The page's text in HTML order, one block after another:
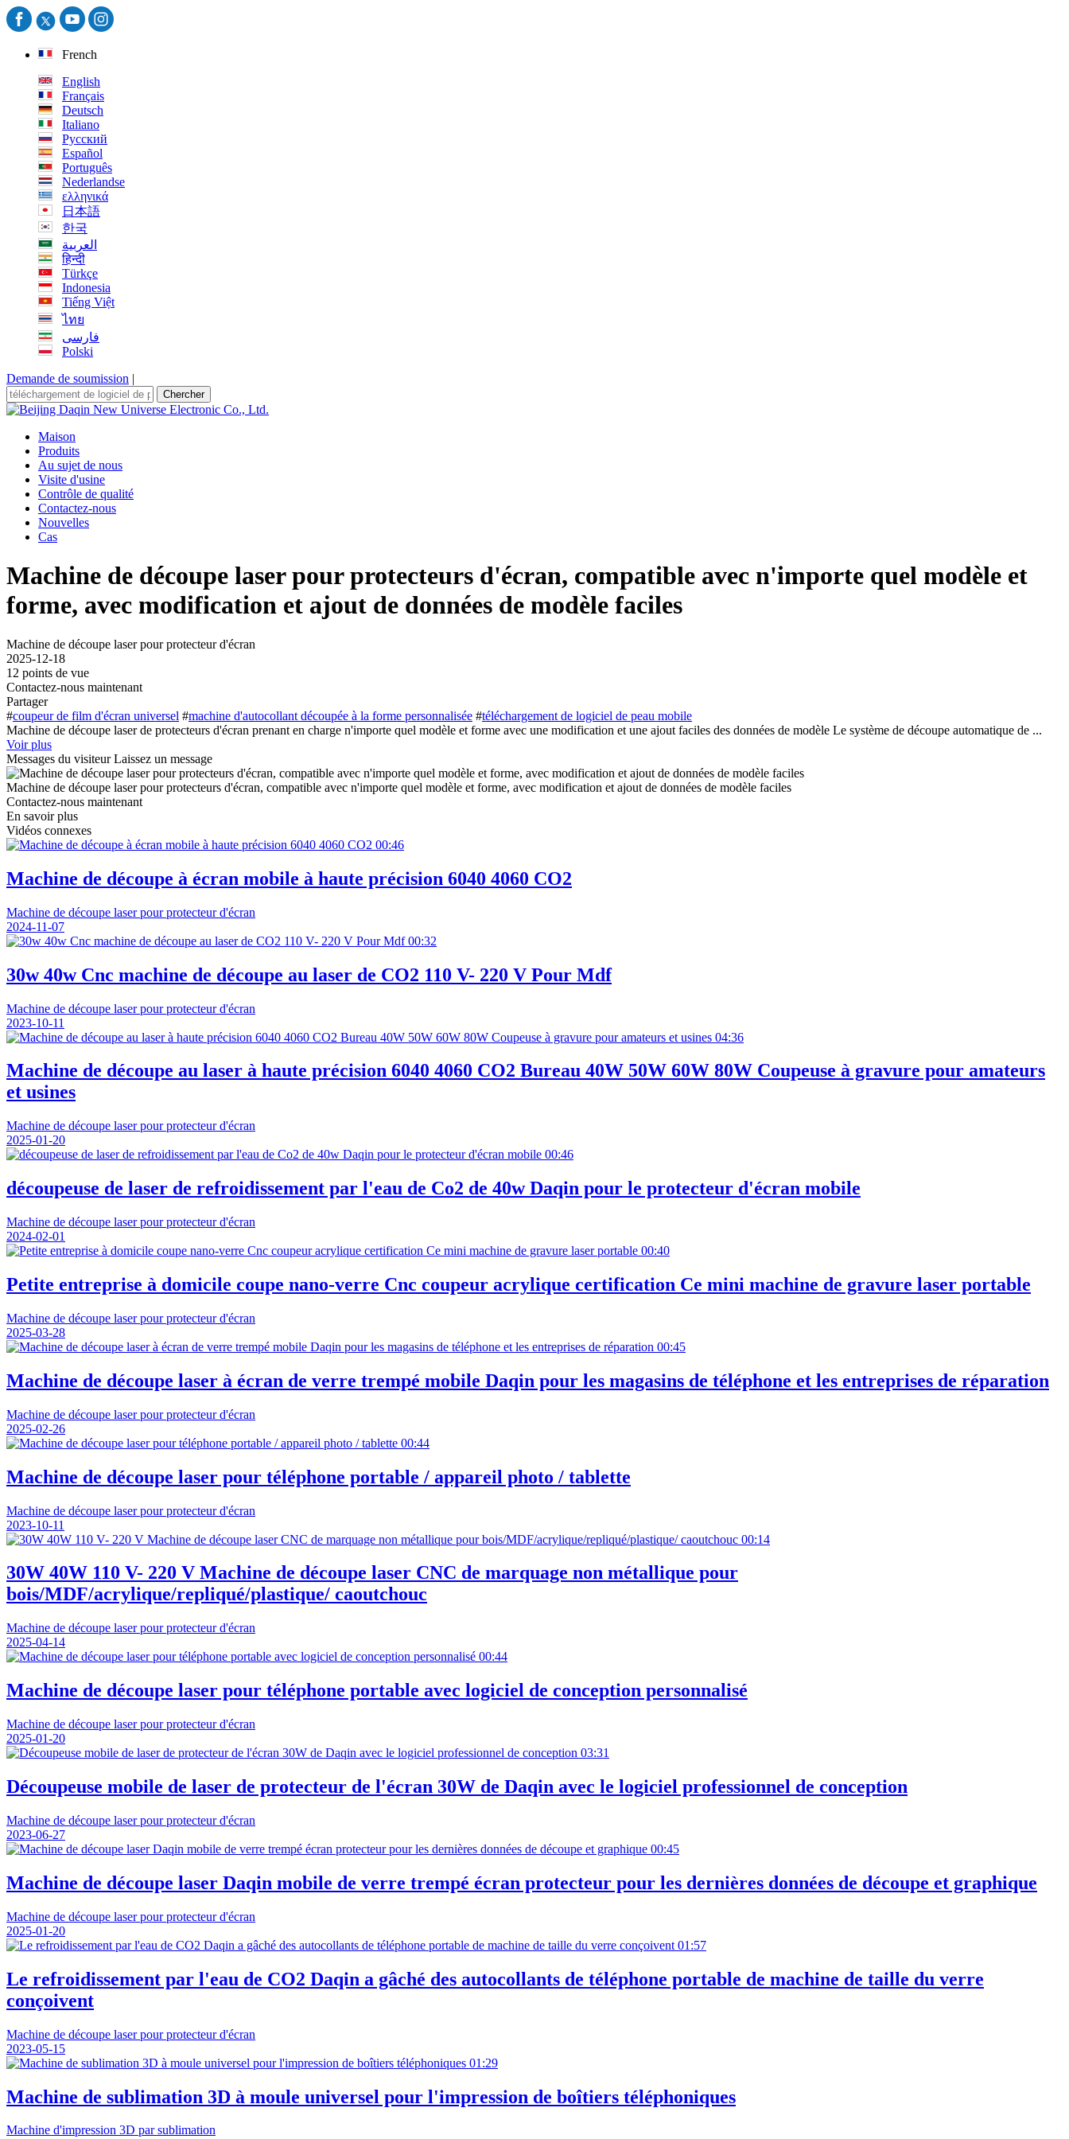
French
English
Français
Deutsch
Italiano
Русский
Español
Português
Nederlandse
ελληνικά
日本語
한국
العربية
हिन्दी
Türkçe
Indonesia
Tiếng Việt
ไทย
فارسی
Polski
Demande de soumission |
Chercher
Maison
Produits
Au sujet de nous
Visite d'usine
Contrôle de qualité
Contactez-nous
Nouvelles
Cas
Machine de découpe laser pour protecteurs d'écran, compatible avec n'importe quel modèle et
forme, avec modification et ajout de données de modèle faciles
Machine de découpe laser pour protecteur d'écran
2025-12-18
12 points de vue
Contactez-nous maintenant
Partager
#coupeur de film d'écran universel #machine d'autocollant découpée à la forme personnalisée #téléchargement de logiciel de peau mobile
Machine de découpe laser de protecteurs d'écran prenant en charge n'importe quel modèle et forme avec une modification et une ajout faciles des données de modèle Le système de découpe automatique de ...
Voir plus
Messages du visiteur Laissez un message
Machine de découpe laser pour protecteurs d'écran, compatible avec n'importe quel modèle et forme, avec modification et ajout de données de modèle faciles
Contactez-nous maintenant
En savoir plus
Vidéos connexes
00:46
Machine de découpe à écran mobile à haute précision 6040 4060 CO2
Machine de découpe laser pour protecteur d'écran
2024-11-07
00:32
30w 40w Cnc machine de découpe au laser de CO2 110 V- 220 V Pour Mdf
Machine de découpe laser pour protecteur d'écran
2023-10-11
04:36
Machine de découpe au laser à haute précision 6040 4060 CO2 Bureau 40W 50W 60W 80W Coupeuse à gravure pour amateurs
et usines
Machine de découpe laser pour protecteur d'écran
2025-01-20
00:46
découpeuse de laser de refroidissement par l'eau de Co2 de 40w Daqin pour le protecteur d'écran mobile
Machine de découpe laser pour protecteur d'écran
2024-02-01
00:40
Petite entreprise à domicile coupe nano-verre Cnc coupeur acrylique certification Ce mini machine de gravure laser portable
Machine de découpe laser pour protecteur d'écran
2025-03-28
00:45
Machine de découpe laser à écran de verre trempé mobile Daqin pour les magasins de téléphone et les entreprises de réparation
Machine de découpe laser pour protecteur d'écran
2025-02-26
00:44
Machine de découpe laser pour téléphone portable / appareil photo / tablette
Machine de découpe laser pour protecteur d'écran
2023-10-11
00:14
30W 40W 110 V- 220 V Machine de découpe laser CNC de marquage non métallique pour
bois/MDF/acrylique/repliqué/plastique/ caoutchouc
Machine de découpe laser pour protecteur d'écran
2025-04-14
00:44
Machine de découpe laser pour téléphone portable avec logiciel de conception personnalisé
Machine de découpe laser pour protecteur d'écran
2025-01-20
03:31
Découpeuse mobile de laser de protecteur de l'écran 30W de Daqin avec le logiciel professionnel de conception
Machine de découpe laser pour protecteur d'écran
2023-06-27
00:45
Machine de découpe laser Daqin mobile de verre trempé écran protecteur pour les dernières données de découpe et graphique
Machine de découpe laser pour protecteur d'écran
2025-01-20
01:57
Le refroidissement par l'eau de CO2 Daqin a gâché des autocollants de téléphone portable de machine de taille du verre
conçoivent
Machine de découpe laser pour protecteur d'écran
2023-05-15
01:29
Machine de sublimation 3D à moule universel pour l'impression de boîtiers téléphoniques
Machine d'impression 3D par sublimation